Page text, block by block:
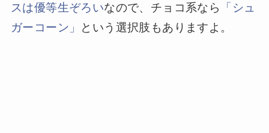
スは優等生ぞろいなので、チョコ系なら
「シュ
ガーコーン」
という選択肢もありますよ。